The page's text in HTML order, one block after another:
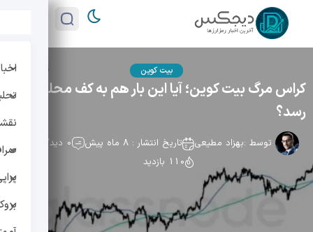
بیت کوین
کراس مرگ بیت کوین؛ آیا این بار هم به کف محلی می
رسد؟
توسط :بهزاد مطیعی تاریخ انتشار : 8 ماه پیش
0 دیدگاه
110 بازدید